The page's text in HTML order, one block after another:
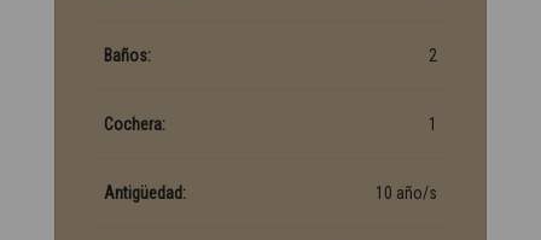
Baños: 2
Cochera: 1
Antigüedad: 10 año/s